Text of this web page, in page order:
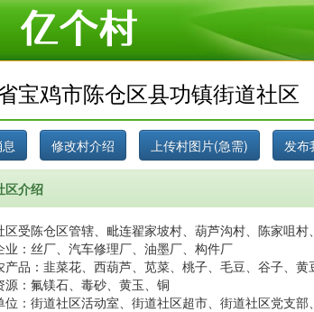
宝鸡市陈仓区县功镇街道社区
区介绍
区受陈仓区管辖、毗连翟家坡村、葫芦沟村、陈家咀
业：丝厂、汽车修理厂、油墨厂、构件厂
产品：韭菜花、西葫芦、苋菜、桃子、毛豆、谷子、黄
源：氟镁石、毒砂、黄玉、铜
位：街道社区活动室、街道社区超市、街道社区党支